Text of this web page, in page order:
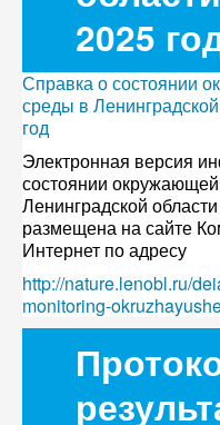
2025
Справка о состоянии
среды в
год
Электронная версия
состоянии
Ленинградской
размещена на сайте
Интернет по адресу
http://nature.lenobl.ru/
monitoring-